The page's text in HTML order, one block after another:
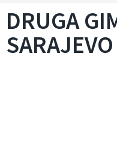
DRUGA
SARAJEVO